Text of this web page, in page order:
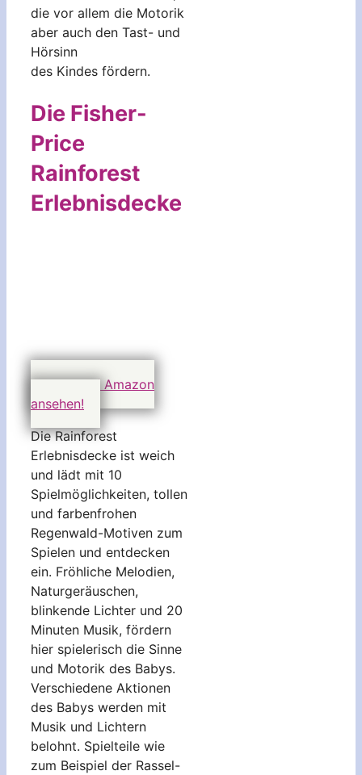
die vor allem die Motorik
aber auch den Tast- und
Hörsinn
des Kindes fördern.
Die Fisher-
Price
Rainforest
Erlebnisdecke
Preis auf Amazon
ansehen!
Die Rainforest
Erlebnisdecke ist weich
und lädt mit 10
Spielmöglichkeiten, tollen
und farbenfrohen
Regenwald-Motiven zum
Spielen und entdecken
ein. Fröhliche Melodien,
Naturgeräuschen,
blinkende Lichter und 20
Minuten Musik, fördern
hier spielerisch die Sinne
und Motorik des Babys.
Verschiedene Aktionen
des Babys werden mit
Musik und Lichtern
belohnt. Spielteile wie
zum Beispiel der Rassel-